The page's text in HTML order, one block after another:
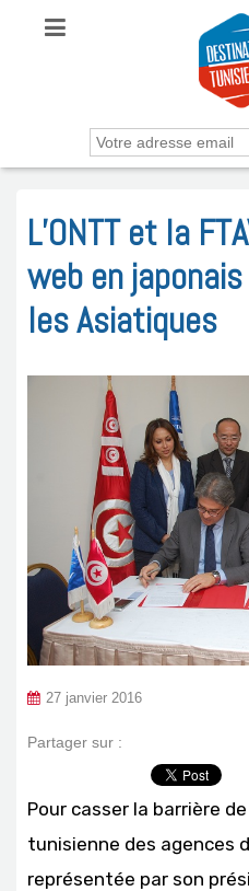
L’ONTT et la
web en
les Asiatiques
27 janvier 2016
Partager sur :
Pour casser la barrière
tunisienne des agences
représentée par son